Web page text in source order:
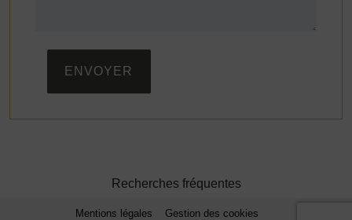
ENVOYER
Recherches fréquentes
Mentions légales Gestion des cookies